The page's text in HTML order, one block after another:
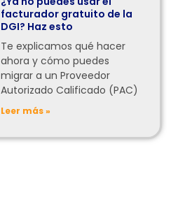
facturador gratuito de la
DGI? Haz esto
Te explicamos qué hacer
ahora y cómo puedes
migrar a un Proveedor
Autorizado Calificado (PAC)
Leer más »